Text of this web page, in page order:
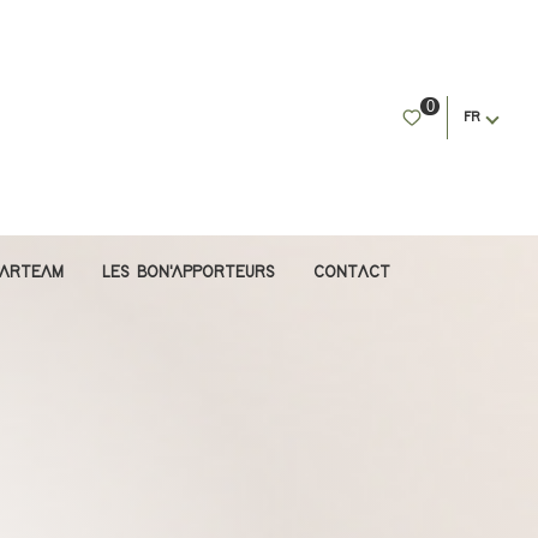
0
FR
LES BON'APPORTEURS CONTACT